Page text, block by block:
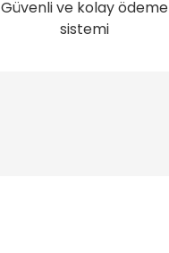
Güvenli ve kolay ödeme
sistemi